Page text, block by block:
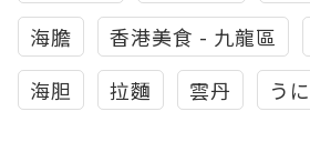
海膽
香港美食 - 九龍區
海胆
拉麵 雲丹 うに